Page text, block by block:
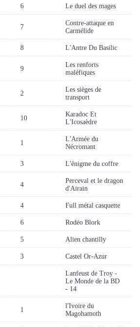
6 Le duel des mages
7
Contre-attaque en
Carmélide
8 L'Antre Du Basilic
9
Les renforts
maléfiques
2
Les sièges de
transport
10
Karadoc Et
L'Icosaèdre
1
L'Armée du
Nécromant
3 L'énigme du coffre
4
Perceval et le dragon
d'Airain
4 Full métal casquette
6 Rodéo Blork
5 Alien chantilly
3 Castel Or-Azur
Lanfeust de Troy -
Le Monde de la BD
- 14
1
l'Ivoire du
Magohamoth